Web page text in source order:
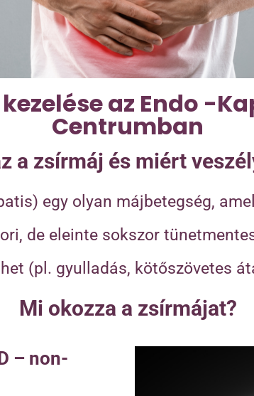
az Endo -
Centrumban
a zsírmáj és miért
egy olyan májbetegség,
de eleinte sokszor
(pl. gyulladás, kötőszövetes
Mi okozza a zsírmájat?
– non-